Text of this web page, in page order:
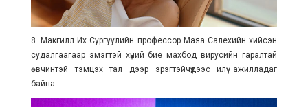
8. Макгилл Их Сургуулийн профессор Маяа Салехийн хийсэн
судалгаагаар эмэгтэй хүний бие махбод вирусийн гаралтай
өвчинтэй тэмцэх тал дээр эрэгтэйчүүдээс илүү ажилладаг
байна.